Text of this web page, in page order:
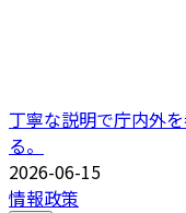
丁寧な説明で庁内外
る。
2026-06-15
情報政策